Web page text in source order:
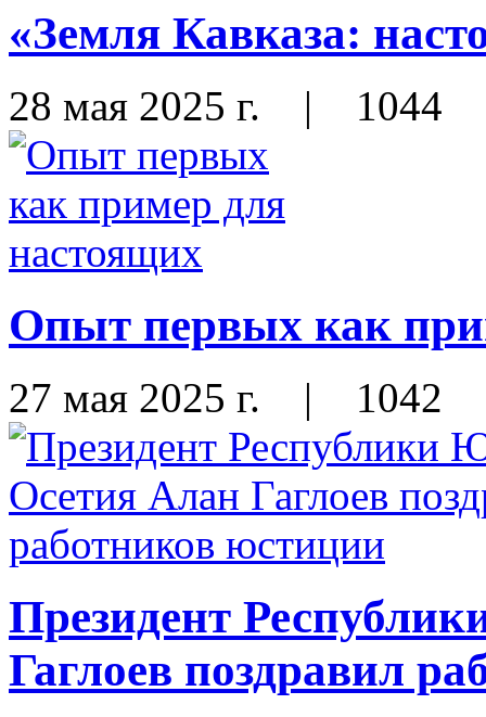
«Земля Кавказа:
28 мая 2025 г. | 1044
Опыт первых как
27 мая 2025 г. | 1042
Президент
Гаглоев поздравил